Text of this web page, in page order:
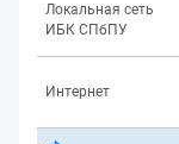
Локальная сеть
ИБК СПбПУ
Интернет